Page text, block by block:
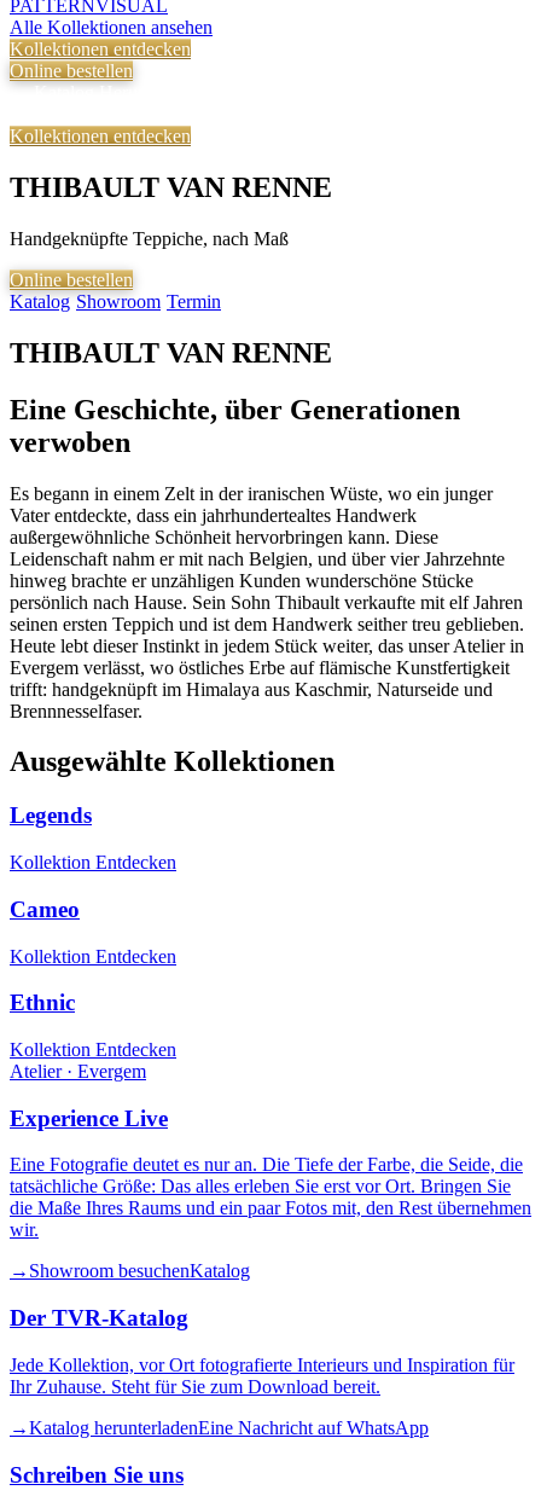
PATTERNVISUAL
Alle Kollektionen ansehen
Kollektionen entdecken
Online bestellen
Katalog Herunterladen
Kollektionen entdecken
THIBAULT VAN RENNE
Handgeknüpfte Teppiche, nach Maß
Online bestellen
Katalog Showroom Termin
THIBAULT VAN RENNE
Eine Geschichte, über Generationen
verwoben
Es begann in einem Zelt in der iranischen Wüste, wo ein junger
Vater entdeckte, dass ein jahrhundertealtes Handwerk
außergewöhnliche Schönheit hervorbringen kann. Diese
Leidenschaft nahm er mit nach Belgien, und über vier Jahrzehnte
hinweg brachte er unzähligen Kunden wunderschöne Stücke
persönlich nach Hause. Sein Sohn Thibault verkaufte mit elf Jahren
seinen ersten Teppich und ist dem Handwerk seither treu geblieben.
Heute lebt dieser Instinkt in jedem Stück weiter, das unser Atelier in
Evergem verlässt, wo östliches Erbe auf flämische Kunstfertigkeit
trifft: handgeknüpft im Himalaya aus Kaschmir, Naturseide und
Brennnesselfaser.
Ausgewählte Kollektionen
Legends
Kollektion Entdecken
Cameo
Kollektion Entdecken
Ethnic
Kollektion Entdecken
Atelier · Evergem
Experience Live
Eine Fotografie deutet es nur an. Die Tiefe der Farbe, die Seide, die
tatsächliche Größe: Das alles erleben Sie erst vor Ort. Bringen Sie
die Maße Ihres Raums und ein paar Fotos mit, den Rest übernehmen
wir.
→ Showroom besuchenKatalog
Der TVR-Katalog
Jede Kollektion, vor Ort fotografierte Interieurs und Inspiration für
Ihr Zuhause. Steht für Sie zum Download bereit.
→Katalog herunterladenEine Nachricht auf WhatsApp
Schreiben Sie uns